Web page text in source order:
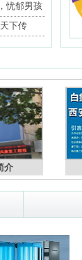
忧郁男孩
下传
介